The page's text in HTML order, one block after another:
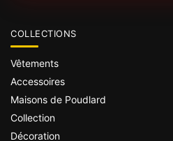
COLLECTIONS
Vêtements
Accessoires
Maisons de Poudlard
Collection
Décoration